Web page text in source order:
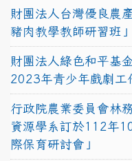
財團法人台灣優良農
豬肉教學教師研習班」
財團法人綠色和平基
2023年青少年戲劇工
行政院農業委員會林
資源學系訂於112年
際保育研討會」